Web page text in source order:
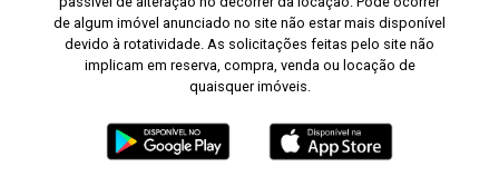
de algum imóvel anunciado no site não estar mais disponível
devido à rotatividade. As solicitações feitas pelo site não
implicam em reserva, compra, venda ou locação de
quaisquer imóveis.